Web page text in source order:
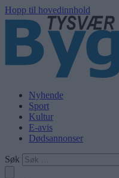
Hopp til hovedinnhold
Nyhende
Sport
Kultur
E-avis
Dødsannonser
Søk